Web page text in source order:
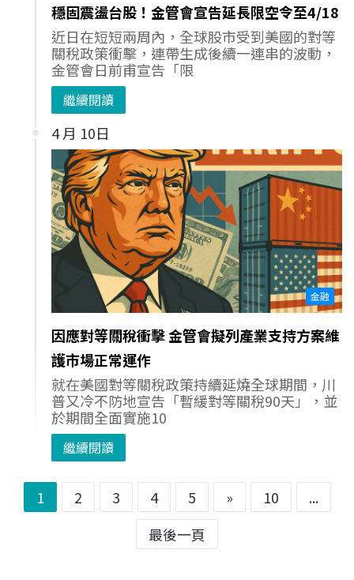
穩固震盪台股！金管會宣告延長限空令至4/18
近日在短短兩周內，全球股市受到美國的對等
關稅政策衝擊，連帶生成後續一連串的波動，
金管會日前甫宣告「限
繼續閱讀
4 月 10日
金融
因應對等關稅衝擊 金管會擬列產業支持方案維
護市場正常運作
就在美國對等關稅政策持續延燒全球期間，川
普又冷不防地宣告「暫緩對等關稅90天」，並
於期間全面實施10
繼續閱讀
1 2 3 4 5 » 10
...
最後一頁